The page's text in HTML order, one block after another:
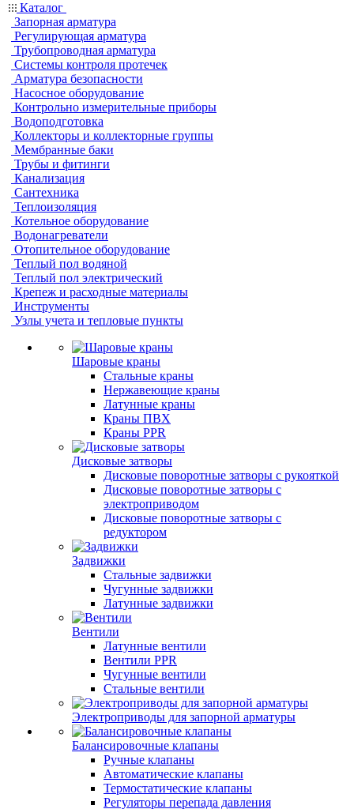
Каталог
Запорная арматура
Регулирующая арматура
Трубопроводная арматура
Системы контроля протечек
Арматура безопасности
Насосное оборудование
Контрольно измерительные приборы
Водоподготовка
Коллекторы и коллекторные группы
Мембранные баки
Трубы и фитинги
Канализация
Сантехника
Теплоизоляция
Котельное оборудование
Водонагреватели
Отопительное оборудование
Теплый пол водяной
Теплый пол электрический
Крепеж и расходные материалы
Инструменты
Узлы учета и тепловые пункты
Шаровые краны
Стальные краны
Нержавеющие краны
Латунные краны
Краны ПВХ
Краны PPR
Дисковые затворы
Дисковые поворотные затворы с рукояткой
Дисковые поворотные затворы с
электроприводом
Дисковые поворотные затворы с
редуктором
Задвижки
Стальные задвижки
Чугунные задвижки
Латунные задвижки
Вентили
Латунные вентили
Вентили PPR
Чугунные вентили
Стальные вентили
Электроприводы для запорной арматуры
Балансировочные клапаны
Ручные клапаны
Автоматические клапаны
Термостатические клапаны
Регуляторы перепада давления